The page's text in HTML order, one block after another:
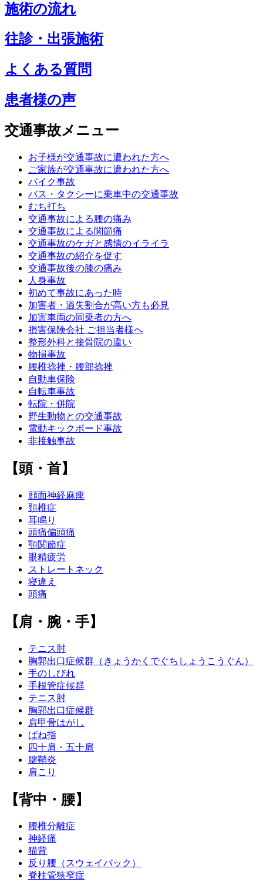
施術の流れ
往診・出張施術
よくある質問
患者様の声
交通事故メニュー
お子様が交通事故に遭われた方へ
ご家族が交通事故に遭われた方へ
バイク事故
バス・タクシーに乗車中の交通事故
むち打ち
交通事故による腰の痛み
交通事故による関節痛
交通事故のケガと感情のイライラ
交通事故の紹介を促す
交通事故後の膝の痛み
人身事故
初めて事故にあった時
加害者・過失割合が高い方も必見
加害車両の同乗者の方へ
損害保険会社 ご担当者様へ
整形外科と接骨院の違い
物損事故
腰椎捻挫・腰部捻挫
自動車保険
自転車事故
転院・併院
野生動物との交通事故
電動キックボード事故
非接触事故
【頭・首】
顔面神経麻痺
頚椎症
耳鳴り
頭痛偏頭痛
顎関節症
眼精疲労
ストレートネック
寝違え
頭痛
【肩・腕・手】
テニス肘
胸郭出口症候群（きょうかくでぐちしょうこうぐん）
手のしびれ
手根管症候群
テニス肘
胸郭出口症候群
肩甲骨はがし
ばね指
四十肩・五十肩
腱鞘炎
肩こり
【背中・腰】
腰椎分離症
神経痛
猫背
反り腰（スウェイバック）
脊柱管狭窄症